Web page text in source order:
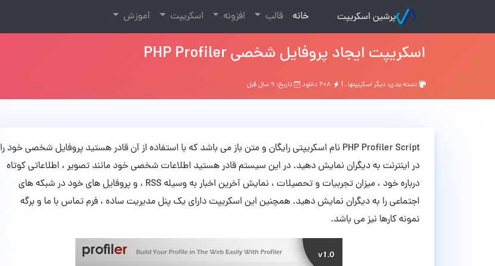
پرشین اسکریپت خانه
(current) قالب افزونه اسکریپت آموزش
اسکریپت ایجاد پروفایل شخصی PHP Profiler
دسته بندی: ديگر اسكريپتها, | تاریخ: ۹ سال قبل
PHP Profiler Script نام اسکریپتی رایگان و متن باز می باشد که با استفاده از آن قادر هستید پروفایل شخصی خود را
در اینترنت به دیگران نمایش دهید. در این سیستم قادر هستید اطلاعات شخصی خود مانند تصویر ، اطلاعاتی کوتاه
درباره خود ، میزان تجربیات و تحصیلات ، نمایش آخرین اخبار به وسیله RSS ، و پروفایل های خود در شبکه های
اجتماعی را به دیگران نمایش دهید. همچنین این اسکریپت دارای یک پنل مدیریت ساده ، فرم تماس با ما و برگه
نمونه کارها نیز می باشد.